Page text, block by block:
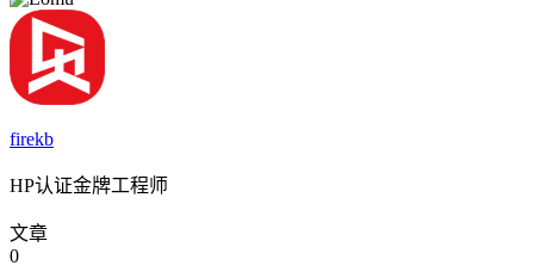
firekb
HP认证金牌工程师
文章
0